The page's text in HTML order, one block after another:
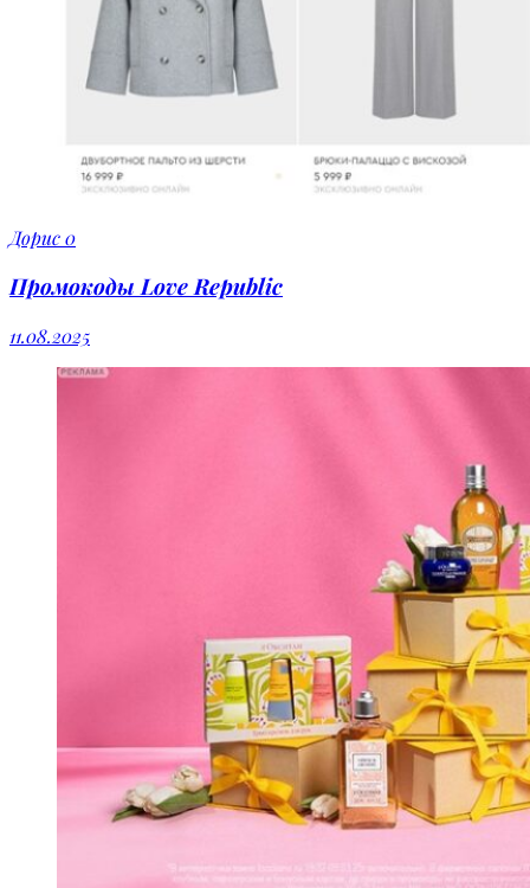
Дорис0
Промокоды Love Republic
11.08.2025